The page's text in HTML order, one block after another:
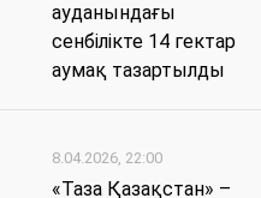
ауданындағы
сенбілікте 14 гектар
аумақ тазартылды
8.04.2026, 22:00
«Таза Қазақстан» –